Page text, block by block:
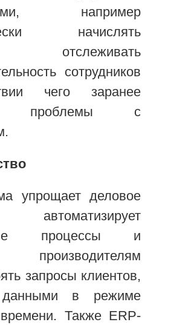
например
начислять
отслеживать
сотрудников
чего заранее
проблемы с
упрощает деловое
автоматизирует
процессы и
производителям
запросы клиентов,
данными в режиме
Также ERP-